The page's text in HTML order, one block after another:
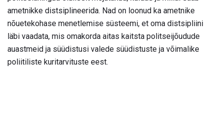
ametnikke distsiplineerida. Nad on loonud ka ametnike
nõuetekohase menetlemise süsteemi, et oma distsipliini
läbi vaadata, mis omakorda aitas kaitsta politseijõudude
auastmeid ja süüdistusi valede süüdistuste ja võimalike
poliitiliste kuritarvituste eest.